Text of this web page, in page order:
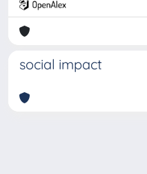
social impact